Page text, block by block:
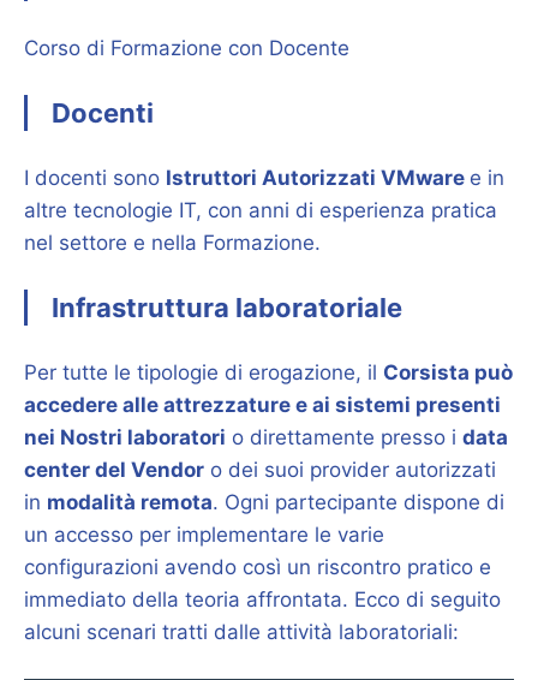
Corso di Formazione con Docente
Docenti
I docenti sono Istruttori Autorizzati VMware e in
altre tecnologie IT, con anni di esperienza pratica
nel settore e nella Formazione.
Infrastruttura laboratoriale
Per tutte le tipologie di erogazione, il Corsista può
accedere alle attrezzature e ai sistemi presenti
nei Nostri laboratori o direttamente presso i data
center del Vendor o dei suoi provider autorizzati
in modalità remota. Ogni partecipante dispone di
un accesso per implementare le varie
configurazioni avendo così un riscontro pratico e
immediato della teoria affrontata. Ecco di seguito
alcuni scenari tratti dalle attività laboratoriali: